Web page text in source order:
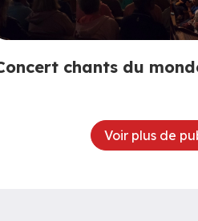
chants du
Voir plus de